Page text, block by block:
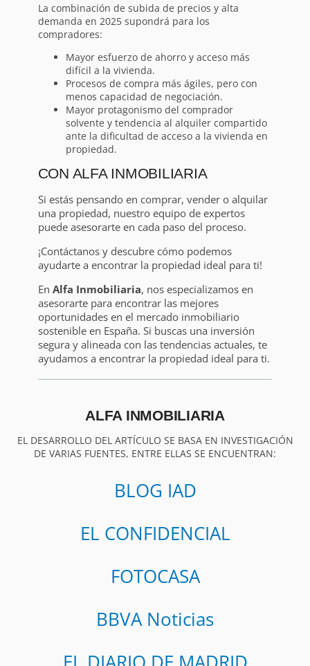
La combinación de subida de precios y alta
demanda en 2025 supondrá para los
compradores:
Mayor esfuerzo de ahorro y acceso más
difícil a la vivienda.
Procesos de compra más ágiles, pero con
menos capacidad de negociación.
Mayor protagonismo del comprador
solvente y tendencia al alquiler compartido
ante la dificultad de acceso a la vivienda en
propiedad.
CON ALFA INMOBILIARIA
Si estás pensando en comprar, vender o alquilar
una propiedad, nuestro equipo de expertos
puede asesorarte en cada paso del proceso.
¡Contáctanos y descubre cómo podemos
ayudarte a encontrar la propiedad ideal para ti!
En Alfa Inmobiliaria, nos especializamos en
asesorarte para encontrar las mejores
oportunidades en el mercado inmobiliario
sostenible en España. Si buscas una inversión
segura y alineada con las tendencias actuales, te
ayudamos a encontrar la propiedad ideal para ti.
ALFA INMOBILIARIA
EL DESARROLLO DEL ARTÍCULO SE BASA EN INVESTIGACIÓN
DE VARIAS FUENTES, ENTRE ELLAS SE ENCUENTRAN:
BLOG IAD
EL CONFIDENCIAL
FOTOCASA
BBVA Noticias